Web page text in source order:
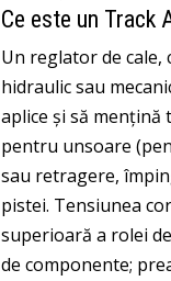
Ce este un Track
Un reglator de
hidraulic sau
aplice și să
pentru unsoare
sau retragere,
pistei. Tensiunea
superioară a rolei
de componente;